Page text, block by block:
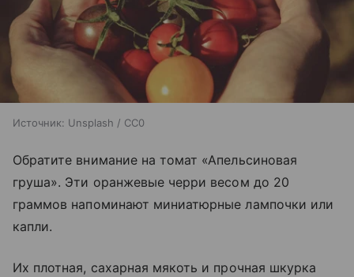
Источник: Unsplash / CC0
Обратите внимание на томат «Апельсиновая
груша». Эти оранжевые черри весом до 20
граммов напоминают миниатюрные лампочки или
капли.
Их плотная, сахарная мякоть и прочная шкурка